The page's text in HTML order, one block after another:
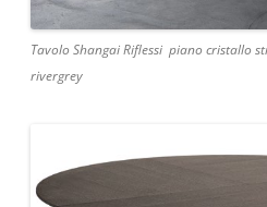
Tavolo Shangai Riflessi piano cristallo
rivergrey